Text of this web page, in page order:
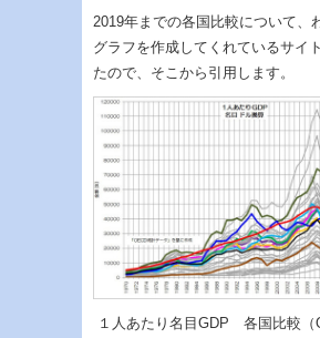
2019年までの各国比較について、
グラフを作成してくれているサイ
たので、そこから引用します。
１人あたり名目GDP 各国比較（